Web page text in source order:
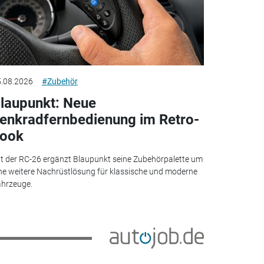
#Zubehör
Neue
im Retro-
der RC-26 ergänzt Blaupunkt seine Zubehörpalette um
weitere Nachrüstlösung für klassische und moderne